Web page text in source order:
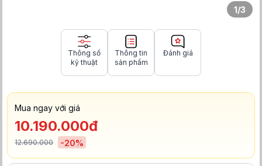
1/3
Thông số
kỹ thuật
Thông tin
sản phẩm
Đánh giá
Mua ngay với giá
10.190.000đ
12.690.000 -20%